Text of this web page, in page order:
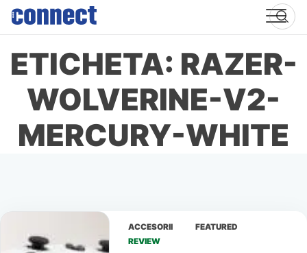
Skip
content
ETICHETA: RAZER-
WOLVERINE-V2-
MERCURY-WHITE
ACCESORII
FEATURED
REVIEW